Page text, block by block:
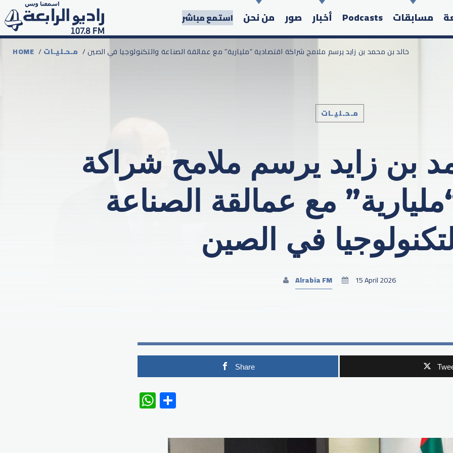
مسابقات Podcasts أخبار صور من نحن استمع مباشر
Search in the website:
HOME /مـحـليـات / خالد بن محمد بن زايد يرسم ملامح شراكة اقتصادية “مليارية” مع عمالقة الصناعة والتكنولوجيا في الصين
مـحـليـات
بن زايد يرسم ملامح شراكة
مع عمالقة الصناعة
في الصين
Alrabia FM 15 April 2026
Share
WhatsApp